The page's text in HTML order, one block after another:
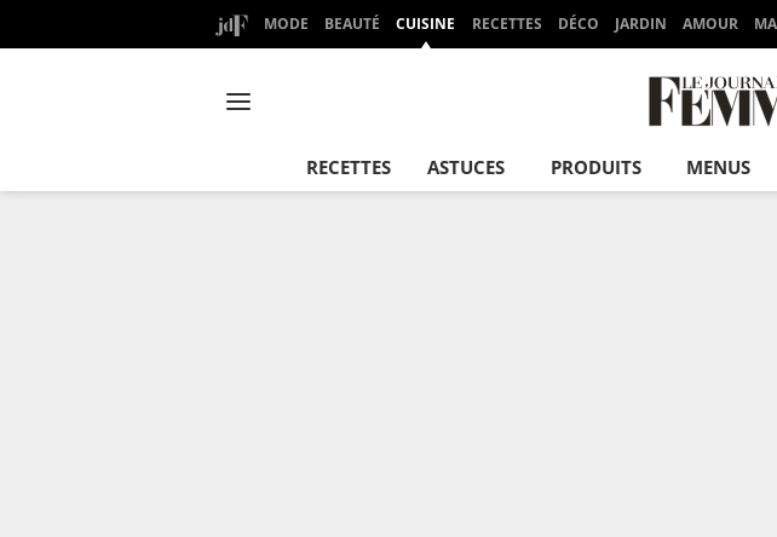
MODE BEAUTÉ CUISINE RECETTES DÉCO JARDIN AMOUR
RECETTES ASTUCES PRODUITS MENUS